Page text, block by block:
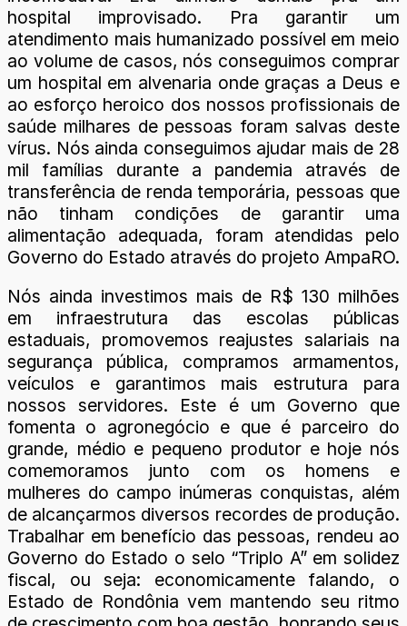
hospital improvisado. Pra garantir um
atendimento mais humanizado possível em meio
ao volume de casos, nós conseguimos comprar
um hospital em alvenaria onde graças a Deus e
ao esforço heroico dos nossos profissionais de
saúde milhares de pessoas foram salvas deste
vírus. Nós ainda conseguimos ajudar mais de 28
mil famílias durante a pandemia através de
transferência de renda temporária, pessoas que
não tinham condições de garantir uma
alimentação adequada, foram atendidas pelo
Governo do Estado através do projeto AmpaRO.
Nós ainda investimos mais de R$ 130 milhões
em infraestrutura das escolas públicas
estaduais, promovemos reajustes salariais na
segurança pública, compramos armamentos,
veículos e garantimos mais estrutura para
nossos servidores. Este é um Governo que
fomenta o agronegócio e que é parceiro do
grande, médio e pequeno produtor e hoje nós
comemoramos junto com os homens e
mulheres do campo inúmeras conquistas, além
de alcançarmos diversos recordes de produção.
Trabalhar em benefício das pessoas, rendeu ao
Governo do Estado o selo “Triplo A” em solidez
fiscal, ou seja: economicamente falando, o
Estado de Rondônia vem mantendo seu ritmo